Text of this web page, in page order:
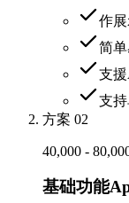
作
简
支
支持
方案 02
40,000 -
基础功能